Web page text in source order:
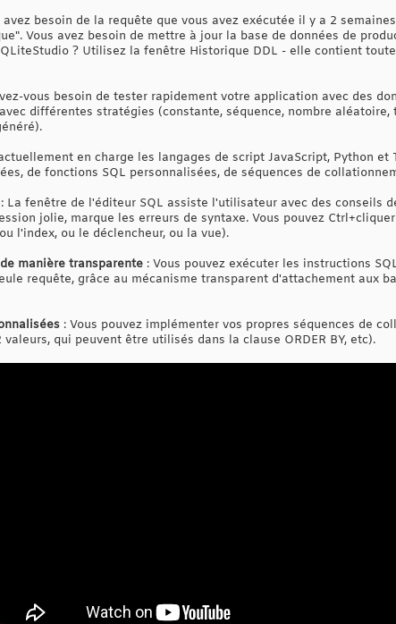
avez besoin de la requête que vous avez exécutée il y a 2
Vous avez besoin de mettre à jour la base de données de
? Utilisez la fenêtre Historique DDL - elle contient
vous besoin de tester rapidement votre application avec des
différentes stratégies (constante, séquence, nombre
en charge les langages de script JavaScript, Python
de fonctions SQL personnalisées, de séquences de
: La fenêtre de l'éditeur SQL assiste l'utilisateur avec des conseils
jolie, marque les erreurs de syntaxe. Vous pouvez
l'index, ou le déclencheur, ou la vue).
manière transparente : Vous pouvez exécuter les instructions
requête, grâce au mécanisme transparent d'attachement aux
: Vous pouvez implémenter vos propres séquences de
qui peuvent être utilisés dans la clause ORDER BY, etc).